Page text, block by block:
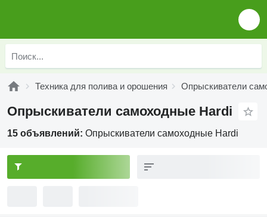
Техника для полива и орошения Опрыскиватели
Опрыскиватели самоходные Hardi
15 объявлений: Опрыскиватели самоходные Hardi